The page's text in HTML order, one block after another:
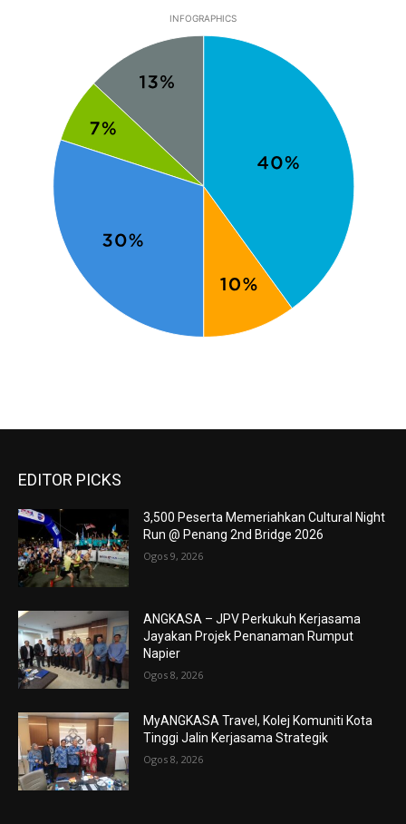
INFOGRAPHICS
EDITOR PICKS
3,500 Peserta Memeriahkan Cultural Night
Run @ Penang 2nd Bridge 2026
Ogos 9, 2026
ANGKASA – JPV Perkukuh Kerjasama
Jayakan Projek Penanaman Rumput
Napier
Ogos 8, 2026
MyANGKASA Travel, Kolej Komuniti Kota
Tinggi Jalin Kerjasama Strategik
Ogos 8, 2026